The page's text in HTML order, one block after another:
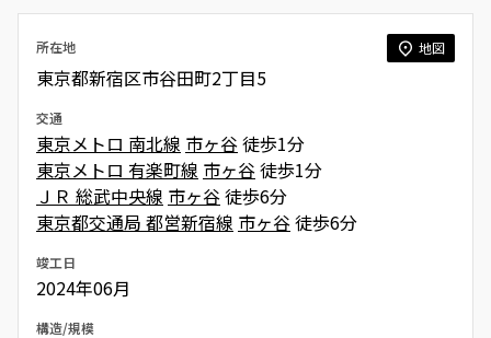
所在地 地図
東京都新宿区市谷田町2丁目5
交通
東京メトロ 南北線 市ヶ谷徒歩1分
東京メトロ 有楽町線 市ヶ谷徒歩1分
ＪＲ 総武中央線 市ヶ谷徒歩6分
東京都交通局 都営新宿線 市ヶ谷徒歩6分
竣工日
2024年06月
構造/規模